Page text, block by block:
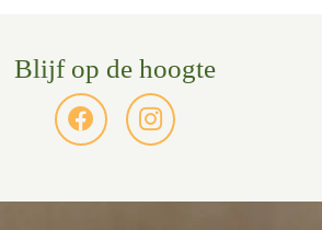
Blijf op de hoogte